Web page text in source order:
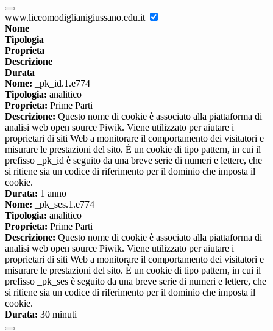
www.liceomodiglianigiussano.edu.it
Nome
Tipologia
Proprieta
Descrizione
Durata
Nome: _pk_id.1.e774
Tipologia: analitico
Proprieta: Prime Parti
Descrizione: Questo nome di cookie è associato alla piattaforma di
analisi web open source Piwik. Viene utilizzato per aiutare i
proprietari di siti Web a monitorare il comportamento dei visitatori e
misurare le prestazioni del sito. È un cookie di tipo pattern, in cui il
prefisso _pk_id è seguito da una breve serie di numeri e lettere, che
si ritiene sia un codice di riferimento per il dominio che imposta il
cookie.
Durata: 1 anno
Nome: _pk_ses.1.e774
Tipologia: analitico
Proprieta: Prime Parti
Descrizione: Questo nome di cookie è associato alla piattaforma di
analisi web open source Piwik. Viene utilizzato per aiutare i
proprietari di siti Web a monitorare il comportamento dei visitatori e
misurare le prestazioni del sito. È un cookie di tipo pattern, in cui il
prefisso _pk_ses è seguito da una breve serie di numeri e lettere, che
si ritiene sia un codice di riferimento per il dominio che imposta il
cookie.
Durata: 30 minuti